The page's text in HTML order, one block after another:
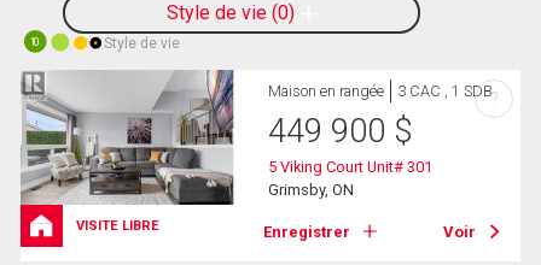
Style de vie 0
10 Style de vie
VISITE LIBRE
Maison en rangée 3 CAC , 1 SDB
449 900 $
5 Viking Court Unit# 301
Grimsby, ON
Enregistrer Voir
?